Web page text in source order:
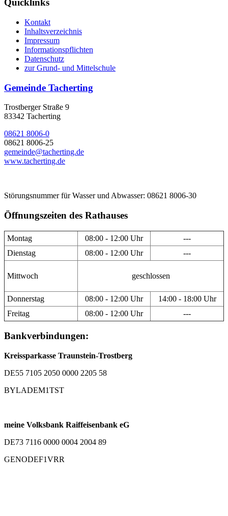
Quicklinks
Kontakt
Inhaltsverzeichnis
Impressum
Informationspflichten
Datenschutz
zur Grund- und Mittelschule
Gemeinde Tacherting
Trostberger Straße 9
83342 Tacherting
08621 8006-0
08621 8006-25
gemeinde@tacherting.de
www.tacherting.de
Störungsnummer für Wasser und Abwasser: 08621 8006-30
Öffnungszeiten des Rathauses
Montag 08:00 - 12:00 Uhr
---
Dienstag
08:00 - 12:00 Uhr ---
Mittwoch geschlossen
Donnerstag 08:00 - 12:00 Uhr
14:00 - 18:00 Uhr
Freitag
08:00 - 12:00 Uhr ---
Bankverbindungen:
Kreissparkasse Traunstein-Trostberg
DE55 7105 2050 0000 2205 58
BYLADEM1TST
meine Volksbank Raiffeisenbank eG
DE73 7116 0000 0004 2004 89
GENODEF1VRR